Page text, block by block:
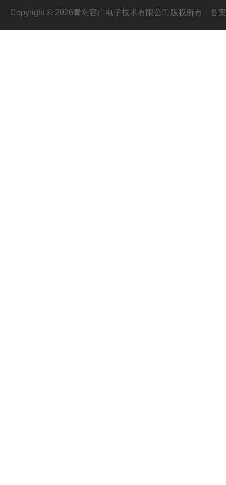
Copyright © 2026青岛容广电子技术有限公司版权所有 备